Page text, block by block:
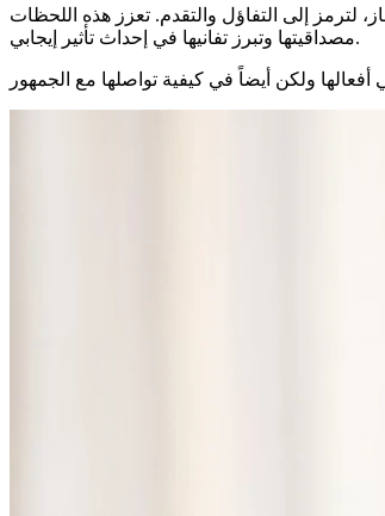
لترمز إلى التفاؤل والتقدم. تعزز هذه اللحظات
مصداقيتها وتبرز تفانيها في إحداث تأثير إيجابي.